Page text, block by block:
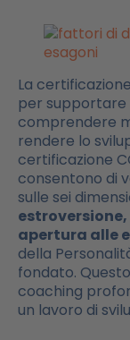
La
per supportare
comprendere
rendere lo
certificazione
consentono di
sulle sei
apertura alle
della
fondato.
coaching
un lavoro di